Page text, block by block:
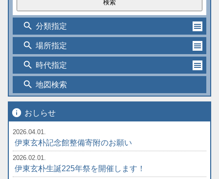
search 分類指定
search 場所指定
search 時代指定
search 地図検索
info おしらせ
2026.04.01.
伊東玄朴記念館整備寄附のお願い
2026.02.01.
伊東玄朴生誕225年祭を開催します！